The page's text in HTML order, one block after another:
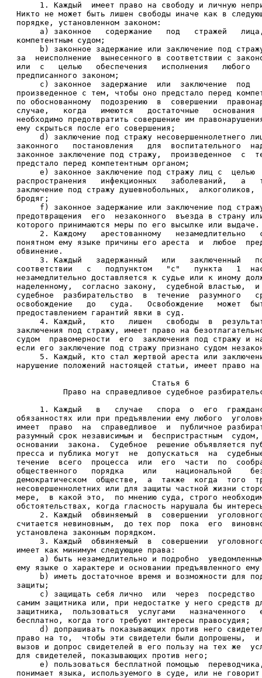
1. Каждый  имеет право на свободу и личную
Никто не может быть лишен свободы иначе как в
порядке, установленном законом:
a) законное   содержание   под   стражей
компетентным судом;
b) законное задержание или заключение под
за  неисполнение  вынесенного в соответствии с
или  с   целью   обеспечения   исполнения   любого
предписанного законом;
с) законное  задержание  или  заключение  под
произведенное с тем, чтобы оно предстало перед
по обоснованному  подозрению  в  совершении
случае,   когда   имеются   достаточные
необходимо предотвратить совершение им
ему скрыться после его совершения;
d) заключение под стражу несовершеннолетнего
законного   постановления   для  воспитательного
законное заключение под стражу,  произведенное  с
предстало перед компетентным органом;
e) законное заключение под стражу лиц с  целью
распространения   инфекционных   заболеваний,   а
заключение под стражу душевнобольных,
бродяг;
f) законное задержание или заключение под
предотвращения  его  незаконного  въезда в страну
которого принимаются меры по его высылке или
2. Каждому   арестованному   незамедлительно
понятном ему языке причины его ареста  и  любое
обвинение.
3. Каждый   задержанный   или   заключенный
соответствии   с   подпунктом   "с"   пункта   1
незамедлительно доставляется к судье или к иному
наделенному,  согласно закону,  судебной властью,
судебное  разбирательство  в  течение  разумного
освобождение   до   суда.   Освобождение   может
предоставлением гарантий явки в суд.
4. Каждый,   кто   лишен   свободы  в
заключения под стражу, имеет право на
судом  правомерности  его  заключения под стражу и
если его заключение под стражу признано судом
5. Каждый, кто стал жертвой ареста или
нарушение положений настоящей статьи, имеет право
                             Статья 6
Право на справедливое судебное
1. Каждый   в   случае   спора  о  его
обязанностях или при предъявлении ему любого
имеет  право  на  справедливое  и  публичное
разумный срок независимым и  беспристрастным
основании  закона.  Судебное  решение объявляется
пресса и публика могут  не  допускаться  на
течение  всего  процесса  или  его  части  по
общественного   порядка    или    национальной
демократическом  обществе,  а  также  когда  того
несовершеннолетних или для защиты частной жизни
мере,  в какой это,  по мнению суда, строго
обстоятельствах, когда гласность нарушала бы
2. Каждый  обвиняемый  в  совершении
считается невиновным,  до тех пор  пока  его
установлена законным порядком.
3. Каждый  обвиняемый  в  совершении
имеет как минимум следующие права:
a) быть незамедлительно и подробно
ему языке о характере и основании предъявленного
b) иметь достаточное время и возможности для
защиты;
c) защищать себя лично  или  через  посредство
самим защитника или, при недостатке у него средств
защитника,  пользоваться  услугами   назначенного
бесплатно, когда того требуют интересы правосудия;
d) допрашивать показывающих против него
право на то,  чтобы эти свидетели были допрошены,
вызов и допрос свидетелей в его пользу на тех же
для свидетелей, показывающих против него;
e) пользоваться бесплатной помощью
понимает языка, используемого в суде, или не